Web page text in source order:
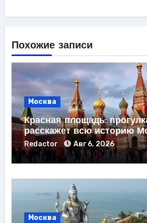
Похожие записи
Москва
Красная площадь:
расскажет всю историю
Redactor Авг 6, 2026
Москва